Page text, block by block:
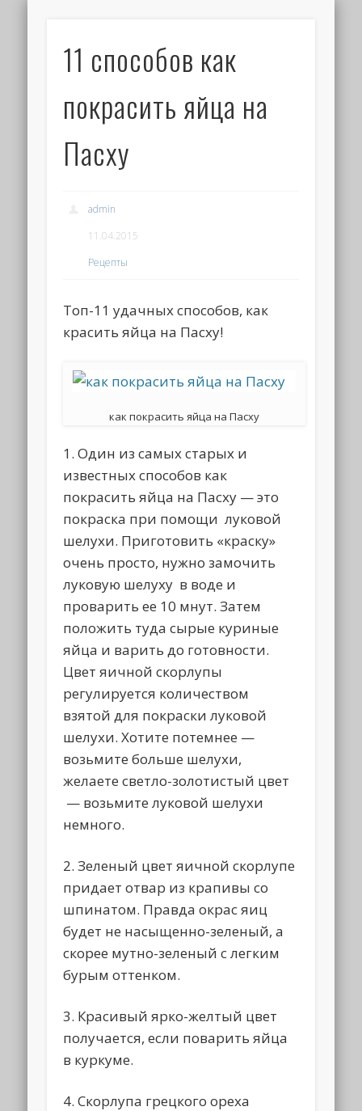
11 способов как
покрасить яйца на
Пасху
admin
11.04.2015
Рецепты
Топ-11 удачных способов, как
красить яйца на Пасху!
как покрасить яйца на Пасху
1. Один из самых старых и
известных способов как
покрасить яйца на Пасху — это
покраска при помощи луковой
шелухи. Приготовить «краску»
очень просто, нужно замочить
луковую шелуху в воде и
проварить ее 10 мнут. Затем
положить туда сырые куриные
яйца и варить до готовности.
Цвет яичной скорлупы
регулируется количеством
взятой для покраски луковой
шелухи. Хотите потемнее —
возьмите больше шелухи,
желаете светло-золотистый цвет
— возьмите луковой шелухи
немного.
2. Зеленый цвет яичной скорлупе
придает отвар из крапивы со
шпинатом. Правда окрас яиц
будет не насыщенно-зеленый, а
скорее мутно-зеленый с легким
бурым оттенком.
3. Красивый ярко-желтый цвет
получается, если поварить яйца
в куркуме.
4. Скорлупа грецкого ореха